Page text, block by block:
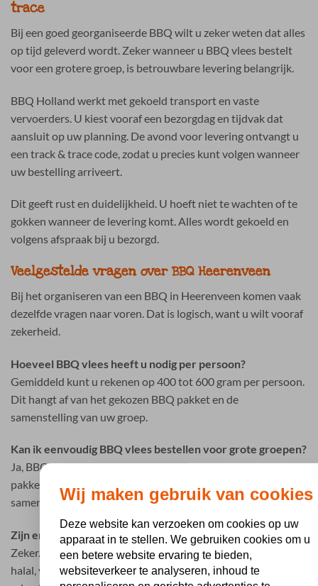
trace
Bij een goed georganiseerde BBQ wilt u zeker weten dat alles
op tijd geleverd wordt. Zeker wanneer u BBQ vlees bestelt
voor een grotere groep, is betrouwbare levering belangrijk.
BBQ Holland werkt met gekoeld transport en vaste
vervoerders. U kiest vooraf een bezorgdag en tijdvak dat
aansluit op uw planning. De avond voor levering ontvangt u
een track & trace code, zodat u precies kunt volgen wanneer
uw bestelling arriveert.
Dit geeft rust en duidelijkheid. U hoeft niet te wachten of te
gokken wanneer de levering komt. Alles wordt gekoeld en
volgens afspraak bij u bezorgd.
Veelgestelde vragen over BBQ Heerenveen
Bij het organiseren van een BBQ in Heerenveen komen vaak
dezelfde vragen naar voren. Dat is logisch, want u wilt vooraf
zekerheid.
Hoeveel BBQ vlees heeft u nodig per persoon?
Gemiddeld kunt u rekenen op 400 tot 600 gram per persoon.
Dit hangt af van het gekozen BBQ pakket en de
samenstelling van uw groep.
Kan ik eenvoudig BBQ vlees bestellen voor grote groepen?
Ja, BBQ Holland is gespecialiseerd in complete BBQ
pakketten voor groepen. Hierdoor hoeft u niet alles los
samen te stellen.
Zijn er ook opties voor dieetwensen?
Zeker. Er zijn verschillende mogelijkheden beschikbaar zoals
halal, vegetarisch en glutenvrij. Zo houdt u eenvoudig
Wij maken gebruik van cookies
Deze website kan verzoeken om cookies op uw
apparaat in te stellen. We gebruiken cookies om u
een betere website ervaring te bieden,
websiteverkeer te analyseren, inhoud te